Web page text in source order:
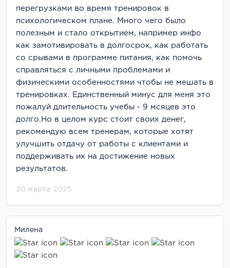
перегрузками во время тренировок в
психологическом плане. Много чего было
полезным и стало открытием, например инфо
как замотивировать в долгосрок, как работать
со срывами в программе питания, как помочь
справляться с личными проблемами и
физическими особенностями чтобы не мешать в
тренировках. Единственный минус для меня это
пожалуй длительность учебы - 9 мсяцев это
долго.Но в целом курс стоит своих денег,
рекомендую всем тренерам, которые хотят
улучшить отдачу от работы с клиентами и
поддерживать их на достижение новых
результатов.
20 марта 2025
Милена